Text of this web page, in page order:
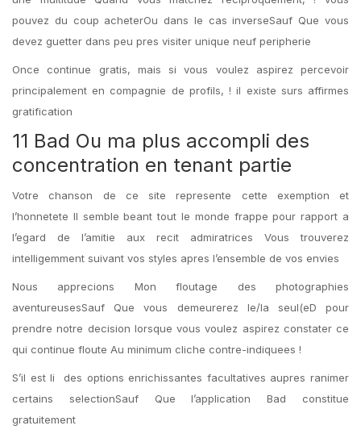
pouvez du coup acheterOu dans le cas inverseSauf Que vous
devez guetter dans peu pres visiter unique neuf peripherie
Once continue gratis, mais si vous voulez aspirez percevoir
principalement en compagnie de profils, ! il existe surs affirmes
gratification
11 Bad Ou ma plus accompli des
concentration en tenant partie
Votre chanson de ce site represente cette exemption et
l’honnetete Il semble beant tout le monde frappe pour rapport a
l’egard de l’amitie aux recit admiratrices Vous trouverez
intelligemment suivant vos styles apres l’ensemble de vos envies
Nous apprecions Mon floutage des photographies
aventureusesSauf Que vous demeurerez le/la seul(eD pour
prendre notre decision lorsque vous voulez aspirez constater ce
qui continue floute Au minimum cliche contre-indiquees !
S’il est li des options enrichissantes facultatives aupres ranimer
certains selectionSauf Que l’application Bad constitue
gratuitement